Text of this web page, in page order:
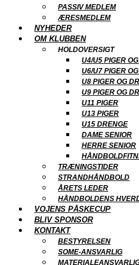
PASSIV MEDLEM
ÆRESMEDLEM
NYHEDER
OM KLUBBEN
HOLDOVERSIGT
U4/U5 PIGER
U6/U7 PIGER
U8 PIGER OG
U9 PIGER OG
U11 PIGER
U13 PIGER
U15 DRENGE
DAME SENIOR
HERRE SENIOR
TRÆNINGSTIDER
STRANDHÅNDBOLD
ÅRETS LEDER
HÅNDBOLDENS
VOJENS PÅSKECUP
BLIV SPONSOR
KONTAKT
BESTYRELSEN
SOME-ANSVARLIG